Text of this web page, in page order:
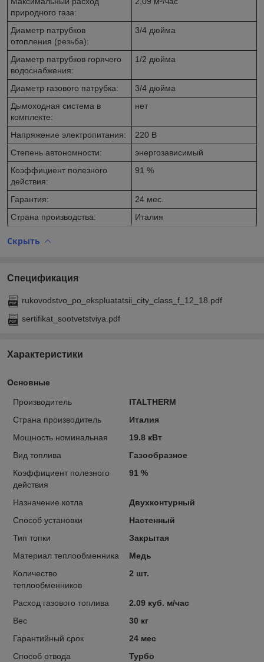
природного газа:
Диаметр патрубков
отопления (резьба):
3/4 дюйма
Диаметр патрубков горячего
водоснабжения:
1/2 дюйма
Диаметр газового патрубка:
3/4 дюйма
Дымоходная система в
комплекте:
нет
Напряжение электропитания:
220 В
Степень автономности:
энергозависимый
Коэффициент полезного
действия:
91 %
Гарантия:
24 мес.
Страна производства:
Италия
Скрыть
Спецификация
rukovodstvo_po_ekspluatatsii_city_class_f_12_18.pdf
sertifikat_sootvetstviya.pdf
Характеристики
Основные
Производитель
ITALTHERM
Страна производитель
Италия
Мощность номинальная
19.8 кВт
Вид топлива
Газообразное
Коэффициент полезного
действия
91 %
Назначение котла
Двухконтурный
Способ установки
Настенный
Тип топки
Закрытая
Материал теплообменника
Медь
Количество
теплообменников
2 шт.
Расход газового топлива
2.09 куб. м/час
Вес
30 кг
Гарантийный срок
24 мес
Способ отвода
Турбо